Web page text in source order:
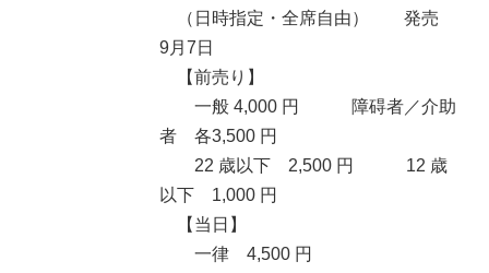
（日時指定・全席自由） 発売
9月7日
【前売り】
一般 4,000 円 障碍者／介助
者 各3,500 円
22 歳以下 2,500 円 12 歳
以下 1,000 円
【当日】
一律 4,500 円